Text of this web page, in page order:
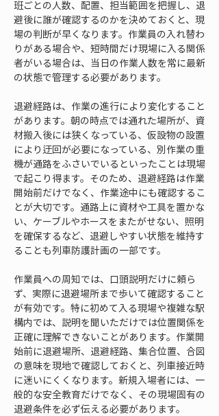
班ごとの人数、配置、担当範囲を把握し、退
避後に誰が確認するのかを決めておくと、現
場の判断が早くなります。作業員の入れ替わ
りがある場合や、短時間だけ現場に入る関係
者がいる場合は、当日の作業人数を常に最新
の状態で管理する必要があります。
退避経路は、作業の進行により変化すること
があります。朝の時点では通れた場所が、資
材搬入後には狭くなっている、仮設物の設置
により迂回が必要になっている、別作業の重
機が通路をふさいでいるといったことは現場
で起こり得ます。そのため、退避経路は作業
開始前だけでなく、作業途中にも確認するこ
とが大切です。通路上に資材や工具を置かな
い、ケーブルやホースをまたがせない、照明
を確保するなど、退避しやすい状態を維持す
ることも列車防護計画の一部です。
作業員への周知では、口頭説明だけに頼ら
ず、実際に退避場所まで歩いて確認すること
が有効です。特に初めて入る現場や複雑な駅
構内では、説明を聞いただけでは位置関係を
正確に理解できないことがあります。作業開
始前に退避場所、退避経路、集合位置、合図
の意味を現地で確認しておくと、列車接近時
に迷いにくくなります。新規入場者には、一
般的な安全教育だけでなく、その現場固有の
退避条件を必ず伝える必要があります。